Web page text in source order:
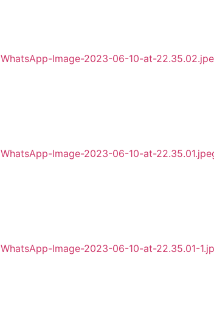
WhatsApp-Image-2023-06-10-at-
WhatsApp-Image-2023-06-10-at-
WhatsApp-Image-2023-06-10-at-22.35.01-